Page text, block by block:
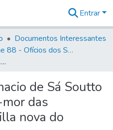
na
Entrar
Documentos Interessantes
Volume 88 - Ofícios dos Senhores Governadores Interinos da Capitania de São Paulo (1817- 1819)
Para o Coronel Ignacio de Sá Soutto maior e Sargento-mor das Ordenanças da Villa nova do Princepe
de Sá Soutto
das
nova do